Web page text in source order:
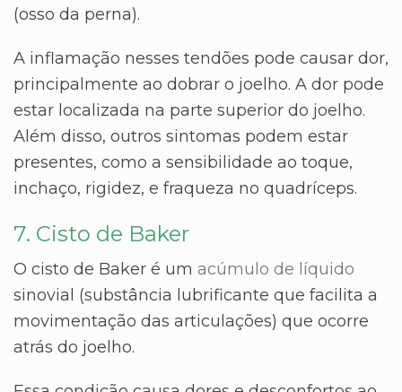
(osso da perna).
A inflamação nesses tendões pode causar dor,
principalmente ao dobrar o joelho. A dor pode
estar localizada na parte superior do joelho.
Além disso, outros sintomas podem estar
presentes, como a sensibilidade ao toque,
inchaço, rigidez, e fraqueza no quadríceps.
7. Cisto de Baker
O cisto de Baker é um acúmulo de líquido
sinovial (substância lubrificante que facilita a
movimentação das articulações) que ocorre
atrás do joelho.